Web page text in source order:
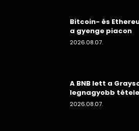
Bitcoin- és
a gyenge piacon
2026.08.07.
A BNB lett a
legnagyobb tétele
2026.08.07.